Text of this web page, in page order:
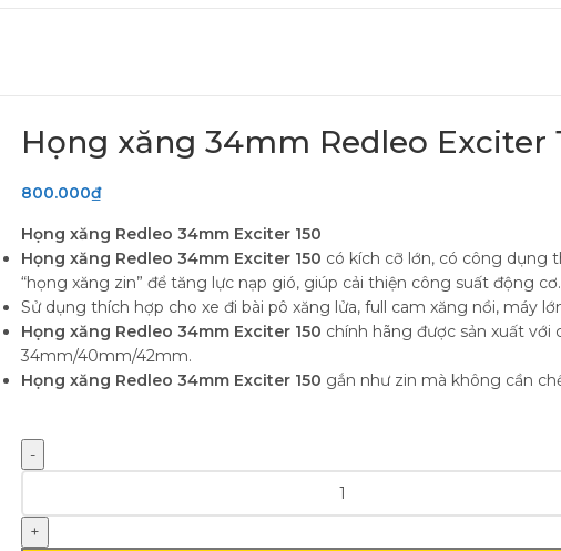
Họng xăng 34mm Redleo Exciter
800.000₫
Họng xăng Redleo 34mm Exciter 150
Họng xăng Redleo 34mm Exciter 150 có kích cỡ lớn, có công dụng
“họng xăng zin” để tăng lực nạp gió, giúp cải thiện công suất động cơ.
Sử dụng thích hợp cho xe đi bài pô xăng lửa, full cam xăng nồi, máy
Họng xăng Redleo 34mm Exciter 150 chính hãng được sản xuất với
34mm/40mm/42mm.
Họng xăng Redleo 34mm Exciter 150 gắn như zin mà không cần